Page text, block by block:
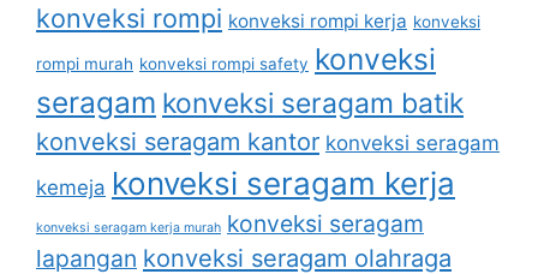
konveksi rompi konveksi rompi kerja konveksi
rompi murah konveksi rompi safety konveksi
seragam konveksi seragam batik
konveksi seragam kantor konveksi seragam
kemeja konveksi seragam kerja
konveksi seragam kerja murah konveksi seragam
lapangan konveksi seragam olahraga